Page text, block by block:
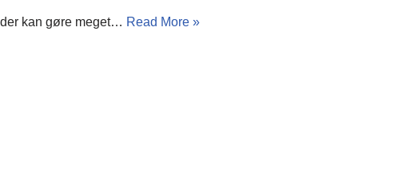
kan gøre meget… Read More »